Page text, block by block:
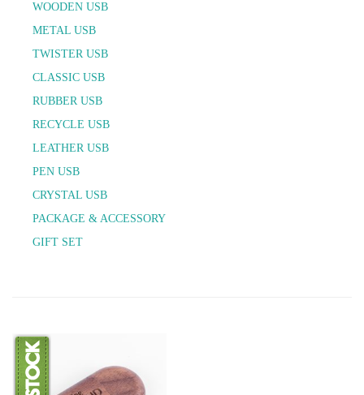
WOODEN USB
METAL USB
TWISTER USB
CLASSIC USB
RUBBER USB
RECYCLE USB
LEATHER USB
PEN USB
CRYSTAL USB
PACKAGE & ACCESSORY
GIFT SET